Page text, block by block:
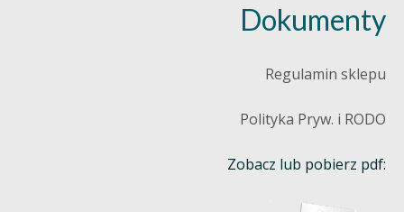
Dokumenty
Regulamin sklepu
Polityka Pryw. i RODO
Zobacz lub pobierz pdf: